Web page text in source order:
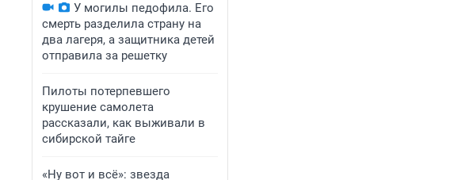
У могилы педофила. Его
смерть разделила страну на
два лагеря, а защитника детей
отправила за решетку
Пилоты потерпевшего
крушение самолета
рассказали, как выживали в
сибирской тайге
«Ну вот и всё»: звезда